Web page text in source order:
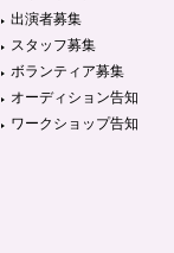
出演者募集
スタッフ募集
ボランティア募集
オーディション告知
ワークショップ告知